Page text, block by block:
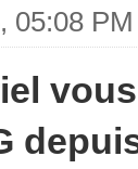
05:08 PM